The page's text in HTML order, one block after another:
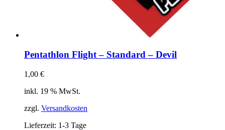
Pentathlon Flight – Standard – Devil
1,00 €
inkl. 19 % MwSt.
zzgl. Versandkosten
Lieferzeit: 1-3 Tage